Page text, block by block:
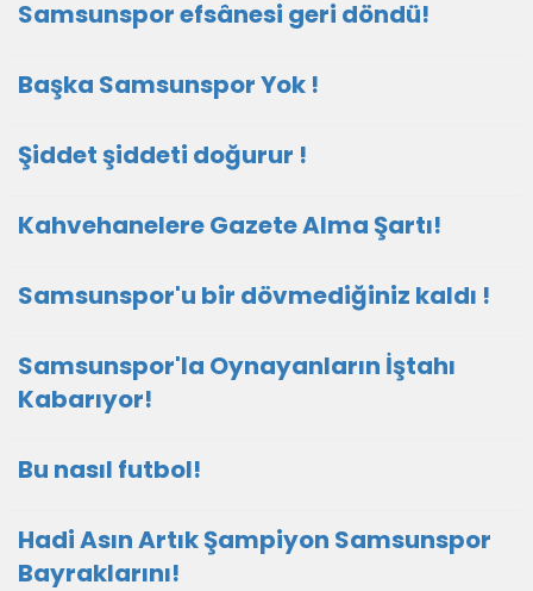
Samsunspor efsânesi geri döndü!
Başka Samsunspor Yok !
Şiddet şiddeti doğurur !
Kahvehanelere Gazete Alma Şartı!
Samsunspor'u bir dövmediğiniz kaldı !
Samsunspor'la Oynayanların İştahı
Kabarıyor!
Bu nasıl futbol!
Hadi Asın Artık Şampiyon Samsunspor
Bayraklarını!